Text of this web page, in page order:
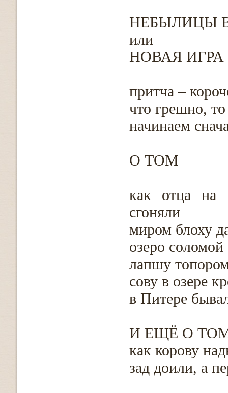
НЕБЫЛИЦЫ
или
НОВАЯ
притча –
что грешно,
начинаем
О ТОМ
как отца на
сгоняли
миром блоху
озеро
лапшу
сову в озере
в Питере
И ЕЩЁ О
как корову
зад доили, а